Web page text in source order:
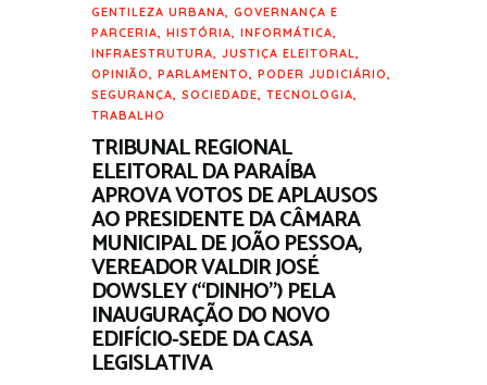
GENTILEZA URBANA
GOVERNANÇA E
PARCERIA
HISTÓRIA INFORMÁTICA
INFRAESTRUTURA
JUSTIÇA ELEITORAL
OPINIÃO
PARLAMENTO PODER JUDICIÁRIO
SEGURANÇA
SOCIEDADE TECNOLOGIA
TRABALHO
TRIBUNAL REGIONAL
ELEITORAL DA PARAÍBA
APROVA VOTOS DE APLAUSOS
AO PRESIDENTE DA CÂMARA
MUNICIPAL DE JOÃO PESSOA,
VEREADOR VALDIR JOSÉ
DOWSLEY (“DINHO”) PELA
INAUGURAÇÃO DO NOVO
EDIFÍCIO-SEDE DA CASA
LEGISLATIVA